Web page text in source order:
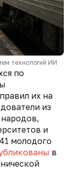
технологий ИИ
по
их на
из
и
молодого
в